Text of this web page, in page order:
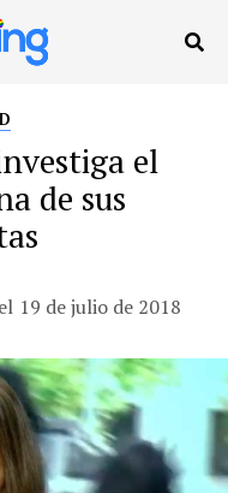
el
de sus
el 19 de julio de 2018